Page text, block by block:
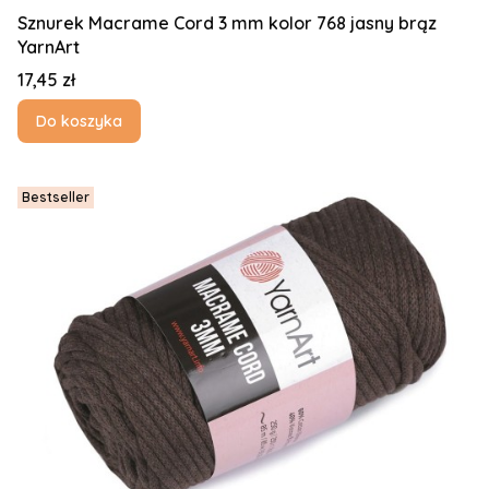
Sznurek Macrame Cord 3 mm kolor 768 jasny brąz
YarnArt
Cena
17,45 zł
Do koszyka
Bestseller